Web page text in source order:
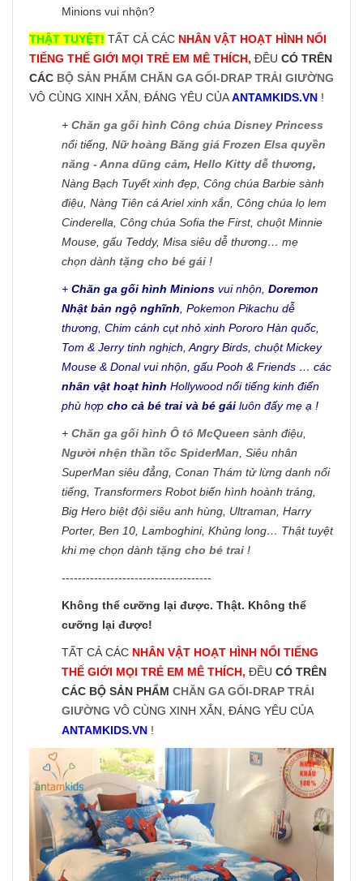
Minions vui nhộn?
THẬT TUYỆT! TẤT CẢ CÁC NHÂN VẬT HOẠT HÌNH NỔI
TIẾNG THẾ GIỚI MỌI TRẺ EM MÊ THÍCH, ĐỀU CÓ TRÊN
CÁC BỘ SẢN PHẨM CHĂN GA GỐI-DRAP TRẢI GIƯỜNG
VÔ CÙNG XINH XẮN, ĐÁNG YÊU CỦAANTAMKIDS.VN !
+ Chăn ga gối hình Công chúa Disney Princess
nổi tiếng, Nữ hoàng Băng giá Frozen Elsa quyền
năng - Anna dũng cảm, Hello Kitty dễ thương,
Nàng Bạch Tuyết xinh đẹp, Công chúa Barbie sành
điệu, Nàng Tiên cá Ariel xinh xắn, Công chúa lọ lem
Cinderella, Công chúa Sofia the First, chuột Minnie
Mouse, gấu Teddy, Misa siêu dễ thương… mẹ
chọn dành tặng cho bé gái !
+ Chăn ga gối hình Minions vui nhộn, Doremon
Nhật bản ngộ nghĩnh, Pokemon Pikachu dễ
thương, Chim cánh cụt nhỏ xinh Pororo Hàn quốc,
Tom & Jerry tinh nghịch, Angry Birds, chuột Mickey
Mouse & Donal vui nhộn, gấu Pooh & Friends … các
nhân vật hoạt hình Hollywood nổi tiếng kinh điển
phù hợp cho cả bé trai và bé gái luôn đấy mẹ ạ !
+ Chăn ga gối hình Ô tô McQueen sành điệu,
Người nhện thần tốc SpiderMan, Siêu nhân
SuperMan siêu đẳng, Conan Thám tử lừng danh nổi
tiếng, Transformers Robot biến hình hoành tráng,
Big Hero biệt đội siêu anh hùng, Ultraman, Harry
Porter, Ben 10, Lamboghini, Khủng long… Thật tuyệt
khi mẹ chọn dành tặng cho bé trai !
-------------------------------------
Không thể cưỡng lại được. Thật. Không thể
cưỡng lại được!
TẤT CẢ CÁC NHÂN VẬT HOẠT HÌNH NỔI TIẾNG
THẾ GIỚI MỌI TRẺ EM MÊ THÍCH, ĐỀU CÓ TRÊN
CÁC BỘ SẢN PHẨM CHĂN GA GỐI-DRAP TRẢI
GIƯỜNG VÔ CÙNG XINH XẮN, ĐÁNG YÊU CỦA
ANTAMKIDS.VN !